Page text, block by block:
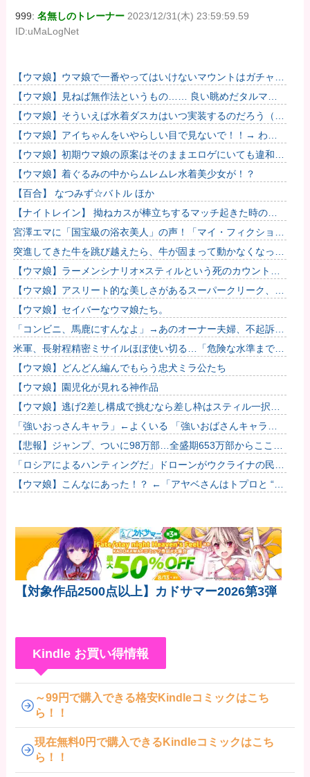
999:名無しのトレーナー 2023/12/31(木) 23:59:59.59
ID:uMaLogNet
【ウマ娘】ウマ娘で一番やってはいけないマウントはガチャで
も育成でもグッズでもなく、これ。
【ウマ娘】見ねば無作法というもの…… 良い眺めだタルマ
エ…（殴
【ウマ娘】そういえば水着ダスカはいつ実装するのだろう（ﾃﾞ
ｯｯｯ
【ウマ娘】アイちゃんをいやらしい目で見ないで！！→ わか
りました…
【ウマ娘】初期ウマ娘の原案はそのままエロゲにいても違和感
がないんだ。
【ウマ娘】着ぐるみの中からムレムレ水着美少女が！？
【百合】 なつみず☆バトル ほか
【ナイトレイン】 拗ねカスが棒立ちするマッチ起きた時の対
処法
宮澤エマに「国宝級の浴衣美人」の声！「マイ・フィクショ
ン」イベントで魅せた透明感【画像】
突進してきた牛を跳び越えたら、牛が固まって動かなくなった
闘牛場の映像【海外の反応】
【ウマ娘】ラーメンシナリオ×スティルという死のカウントダ
ウン
【ウマ娘】アスリート的な美しさがあるスーパークリーク、い
いよね…
【ウマ娘】セイバーなウマ娘たち。
「コンビニ、馬鹿にすんなよ」→あのオーナー夫婦、不起訴ｗ
ｗｗｗｗｗｗｗｗ
米軍、長射程精密ミサイルほぼ使い切る…「危険な水準まで減
少」と軍高官が警告！
【ウマ娘】どんどん編んでもらう忠犬ミラ公たち
【ウマ娘】園児化が見れる神作品
【ウマ娘】逃げ2差し構成で挑むなら差し枠はスティル一択な
のだ。他
「強いおっさんキャラ」←よくいる 「強いおばさんキャラ」
← 全然いない他
【悲報】ジャンプ、ついに98万部…全盛期653万部からここま
で落ちる
「ロシアによるハンティングだ」ドローンがウクライナの民間
人を追い回して爆発…ゼレンスキー氏が非難！
【ウマ娘】こんなにあった！？ ←「アヤベさんはトプロと “1”
【対象作品2500点以上】カドサマー2026第3弾
Kindle お買い得情報
～99円で購入できる格安Kindleコミックはこち
ら！！
現在無料0円で購入できるKindleコミックはこち
ら！！